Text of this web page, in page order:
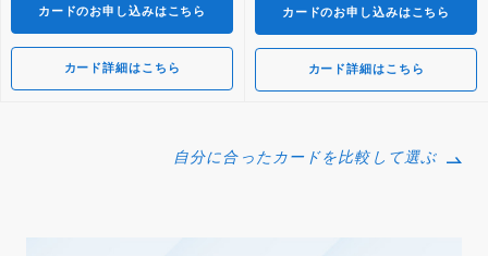
カードのお申し込みはこちら
カード詳細はこちら
カードのお申し込みはこちら
カード詳細はこちら
自分に合ったカードを比較して選ぶ